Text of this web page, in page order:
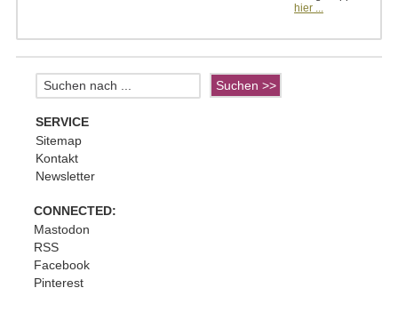
hier ...
SERVICE
Sitemap
Kontakt
Newsletter
CONNECTED:
Mastodon
RSS
Facebook
Pinterest